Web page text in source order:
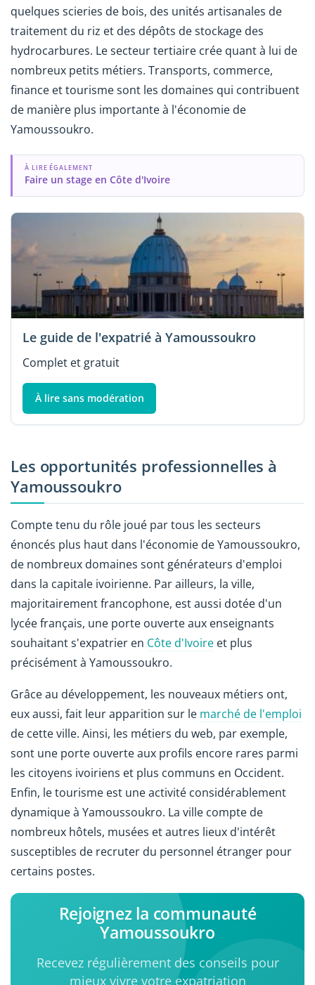
quelques scieries de bois, des unités artisanales de
traitement du riz et des dépôts de stockage des
hydrocarbures. Le secteur tertiaire crée quant à lui de
nombreux petits métiers. Transports, commerce,
finance et tourisme sont les domaines qui contribuent
de manière plus importante à l'économie de
Yamoussoukro.
À LIRE ÉGALEMENT
Faire un stage en Côte d'Ivoire
Le guide de l'expatrié à Yamoussoukro
Complet et gratuit
À lire sans modération
Les opportunités professionnelles à
Yamoussoukro
Compte tenu du rôle joué par tous les secteurs
énoncés plus haut dans l'économie de Yamoussoukro,
de nombreux domaines sont générateurs d'emploi
dans la capitale ivoirienne. Par ailleurs, la ville,
majoritairement francophone, est aussi dotée d'un
lycée français, une porte ouverte aux enseignants
souhaitant s'expatrier en Côte d'Ivoire et plus
précisément à Yamoussoukro.
Grâce au développement, les nouveaux métiers ont,
eux aussi, fait leur apparition sur le marché de l'emploi
de cette ville. Ainsi, les métiers du web, par exemple,
sont une porte ouverte aux profils encore rares parmi
les citoyens ivoiriens et plus communs en Occident.
Enfin, le tourisme est une activité considérablement
dynamique à Yamoussoukro. La ville compte de
nombreux hôtels, musées et autres lieux d'intérêt
susceptibles de recruter du personnel étranger pour
certains postes.
Rejoignez la communauté
Yamoussoukro
Recevez régulièrement des conseils pour
mieux vivre votre expatriation